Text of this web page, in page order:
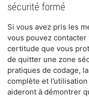
sécurité formé
Si vous avez pris les
vous pouvez
certitude que vous
de quitter une zone
pratiques de codage,
complète et
aideront à démontrer